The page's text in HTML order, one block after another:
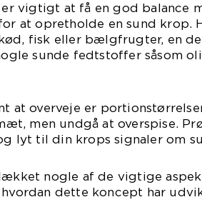
vigtigt at få en god balance
at opretholde en sund krop.
fisk eller bælgfrugter, en
sunde fedtstoffer såsom
at overveje er
men undgå at overspise.
lyt til din krops signaler om
nogle af de vigtige
dette koncept har